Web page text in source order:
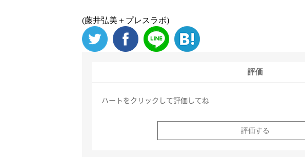
(藤井弘美＋プレスラボ)
評価
ハートをクリックして評価してね
評価する